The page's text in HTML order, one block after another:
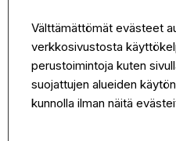
Välttämättömät evästeet
verkkosivustosta
perustoimintoja kuten
suojattujen alueiden
kunnolla ilman näitä